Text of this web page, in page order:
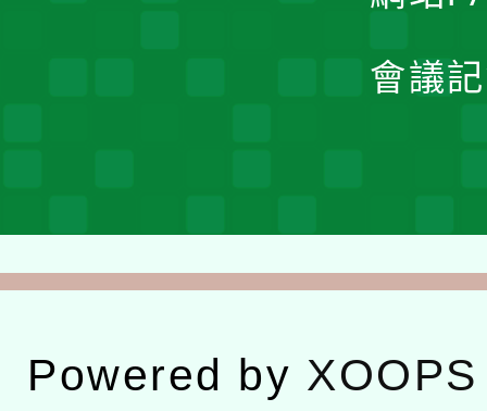
會議
Powered by XOOPS